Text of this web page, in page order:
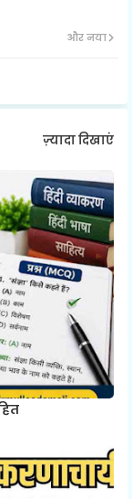
और नया
ज़्यादा दिखाएं